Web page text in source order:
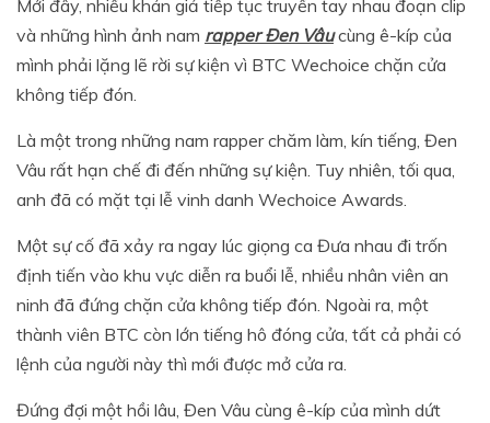
Mới đây, nhiều khán giả tiếp tục truyền tay nhau đoạn clip
và những hình ảnh nam rapper Đen Vâucùng ê-kíp của
mình phải lặng lẽ rời sự kiện vì BTC Wechoice chặn cửa
không tiếp đón.
Là một trong những nam rapper chăm làm, kín tiếng, Đen
Vâu rất hạn chế đi đến những sự kiện. Tuy nhiên, tối qua,
anh đã có mặt tại lễ vinh danh Wechoice Awards.
Một sự cố đã xảy ra ngay lúc giọng ca Đưa nhau đi trốn
định tiến vào khu vực diễn ra buổi lễ, nhiều nhân viên an
ninh đã đứng chặn cửa không tiếp đón. Ngoài ra, một
thành viên BTC còn lớn tiếng hô đóng cửa, tất cả phải có
lệnh của người này thì mới được mở cửa ra.
Đứng đợi một hồi lâu, Đen Vâu cùng ê-kíp của mình dứt